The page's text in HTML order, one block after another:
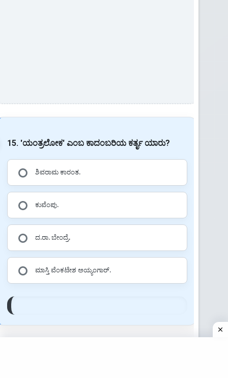
15. 'ಯಂತ್ರಲೋಕ' ಎಂಬ ಕಾದಂಬರಿಯ ಕರ್ತೃ ಯಾರು?
ಶಿವರಾಮ ಕಾರಂತ.
ಕುವೆಂಪು.
ದ.ರಾ. ಬೇಂದ್ರೆ.
ಮಾಸ್ತಿ ವೆಂಕಟೇಶ ಅಯ್ಯಂಗಾರ್.